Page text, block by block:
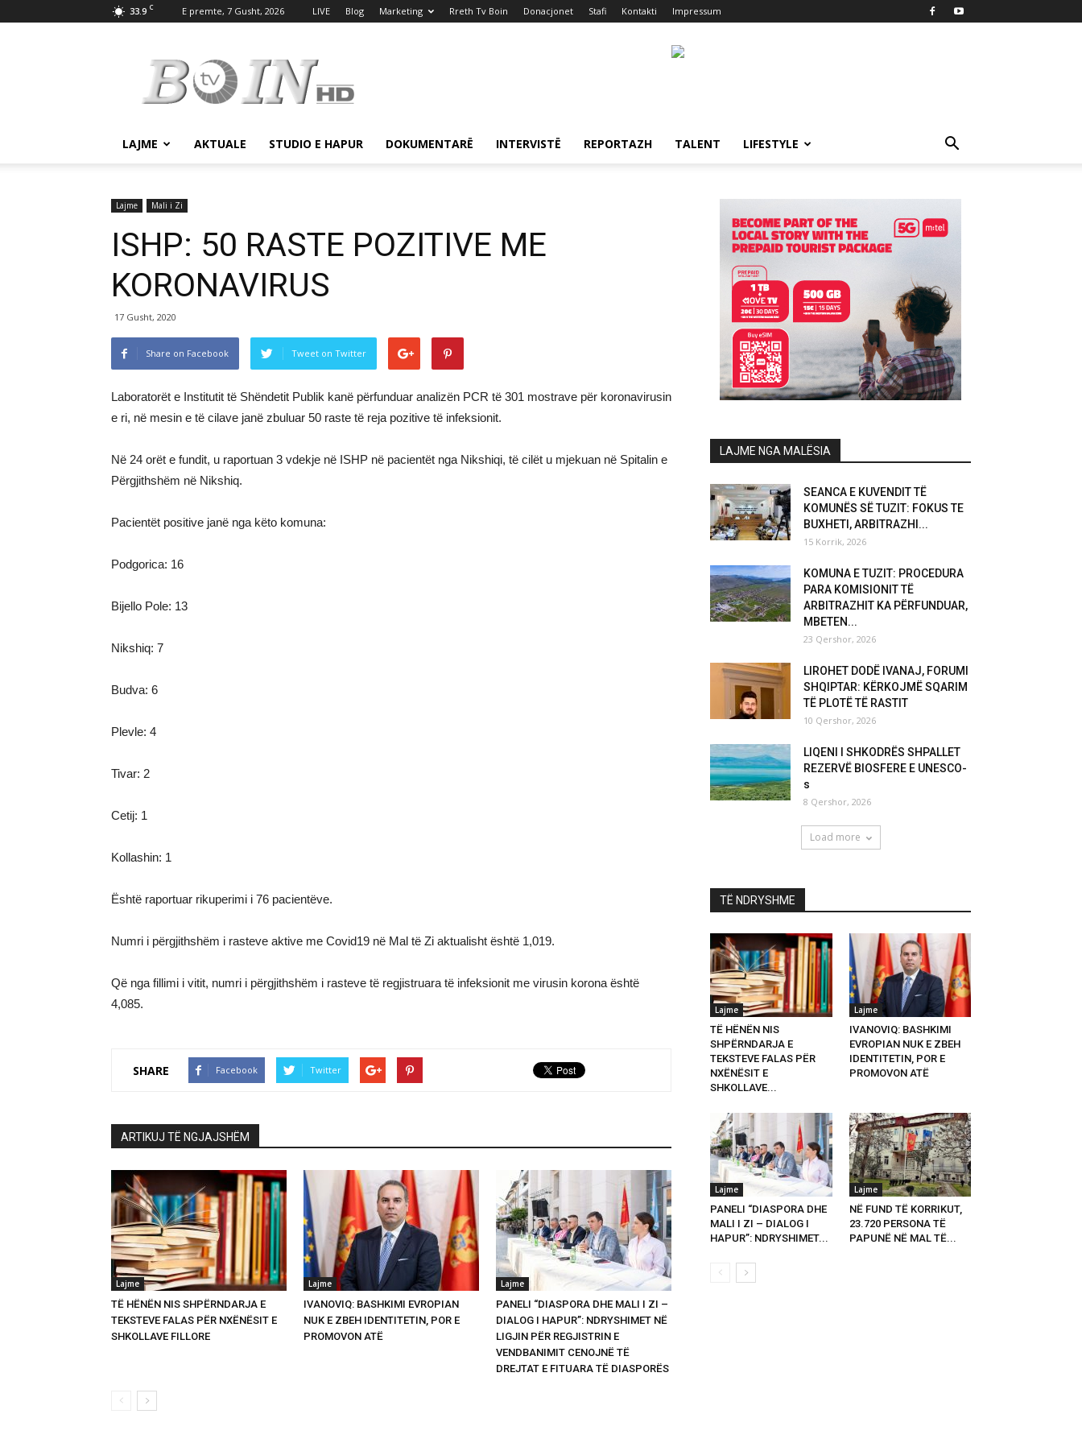
33.9 C E premte, 7 Gusht, 2026 LIVE Blog Marketing Rreth Tv Boin Donacjonet Stafi Kontakti Impressum
Boin
LAJME AKTUALE STUDIO E HAPUR DOKUMENTARË INTERVISTË REPORTAZH TALENT LIFESTYLE
Lajme Mali i Zi
ISHP: 50 RASTE POZITIVE ME
KORONAVIRUS
17 Gusht, 2020
Share on Facebook Tweet on Twitter
Laboratorët e Institutit të Shëndetit Publik kanë përfunduar analizën PCR të 301 mostrave për koronavirusin
e ri, në mesin e të cilave janë zbuluar 50 raste të reja pozitive të infeksionit.
Në 24 orët e fundit, u raportuan 3 vdekje në ISHP në pacientët nga Nikshiqi, të cilët u mjekuan në Spitalin e
Përgjithshëm në Nikshiq.
Pacientët positive janë nga këto komuna:
Podgorica: 16
Bijello Pole: 13
Nikshiq: 7
Budva: 6
Plevle: 4
Tivar: 2
Cetij: 1
Kollashin: 1
Është raportuar rikuperimi i 76 pacientëve.
Numri i përgjithshëm i rasteve aktive me Covid19 në Mal të Zi aktualisht është 1,019.
Që nga fillimi i vitit, numri i përgjithshëm i rasteve të regjistruara të infeksionit me virusin korona është
4,085.
SHARE Facebook Twitter
ARTIKUJ TË NGJAJSHËM
Lajme
TË HËNËN NIS SHPËRNDARJA E
TEKSTEVE FALAS PËR NXËNËSIT E
SHKOLLAVE FILLORE
Lajme
IVANOVIQ: BASHKIMI EVROPIAN
NUK E ZBEH IDENTITETIN, POR E
PROMOVON ATË
Lajme
PANELI “DIASPORA DHE MALI I ZI –
DIALOG I HAPUR”: NDRYSHIMET NË
LIGJIN PËR REGJISTRIN E
VENDBANIMIT CENOJNË TË
DREJTAT E FITUARA TË DIASPORËS
LAJME NGA MALËSIA
SEANCA E KUVENDIT TË
KOMUNËS SË TUZIT: FOKUS TE
BUXHETI, ARBITRAZHI...
15 Korrik, 2026
KOMUNA E TUZIT: PROCEDURA
PARA KOMISIONIT TË
ARBITRAZHIT KA PËRFUNDUAR,
MBETEN...
23 Qershor, 2026
LIROHET DODË IVANAJ, FORUMI
SHQIPTAR: KËRKOJMË SQARIM
TË PLOTË TË RASTIT
10 Qershor, 2026
LIQENI I SHKODRËS SHPALLET
REZERVË BIOSFERE E UNESCO-
s
8 Qershor, 2026
Load more
TË NDRYSHME
Lajme
TË HËNËN NIS
SHPËRNDARJA E
TEKSTEVE FALAS PËR
NXËNËSIT E
SHKOLLAVE...
Lajme
IVANOVIQ: BASHKIMI
EVROPIAN NUK E ZBEH
IDENTITETIN, POR E
PROMOVON ATË
Lajme
PANELI “DIASPORA DHE
MALI I ZI – DIALOG I
HAPUR”: NDRYSHIMET...
Lajme
NË FUND TË KORRIKUT,
23.720 PERSONA TË
PAPUNË NË MAL TË...